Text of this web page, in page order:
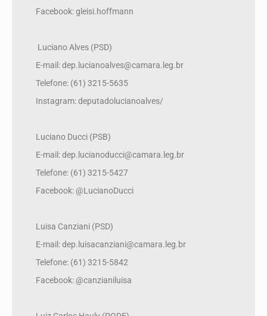
Facebook: gleisi.hoffmann
Luciano Alves (PSD)
E-mail: dep.lucianoalves@camara.leg.br
Telefone: (61) 3215-5635
Instagram: deputadolucianoalves/
Luciano Ducci (PSB)
E-mail: dep.lucianoducci@camara.leg.br
Telefone: (61) 3215-5427
Facebook: @LucianoDucci
Luisa Canziani (PSD)
E-mail: dep.luisacanziani@camara.leg.br
Telefone: (61) 3215-5842
Facebook: @canzianiluisa